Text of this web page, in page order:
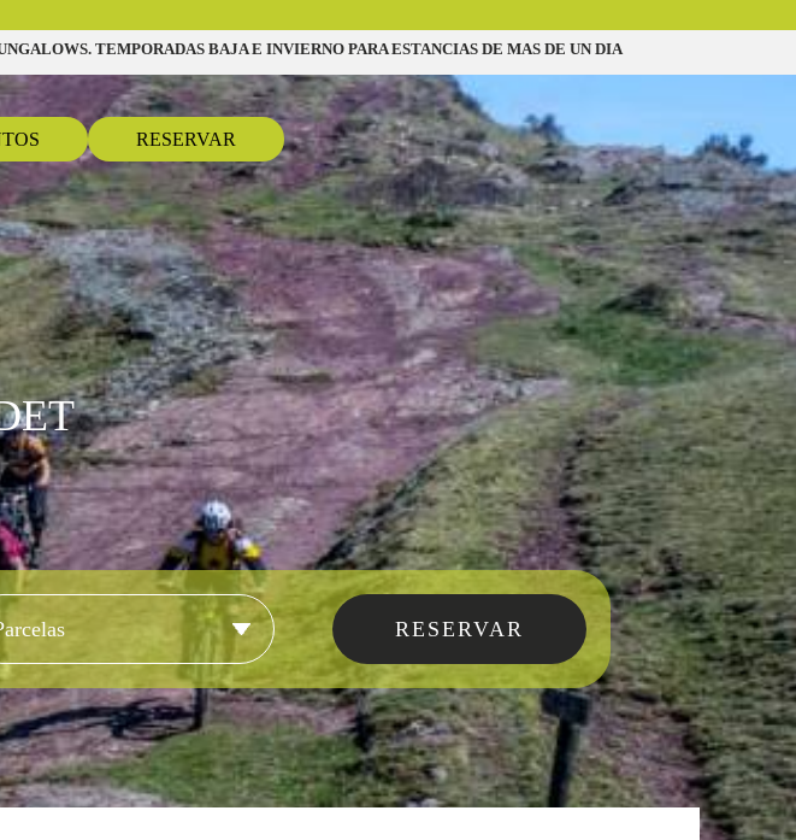
TEMPORADAS BAJA E INVIERNO PARA ESTANCIAS DE MAS DE UN DIA
RESERVAR
Tipo de alojamiento